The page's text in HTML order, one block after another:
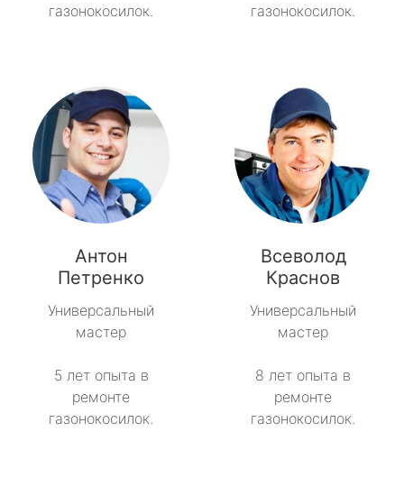
газонокосилок.
газонокосилок.
Антон
Петренко
Универсальный
мастер
5 лет опыта в
ремонте
газонокосилок.
Всеволод
Краснов
Универсальный
мастер
8 лет опыта в
ремонте
газонокосилок.